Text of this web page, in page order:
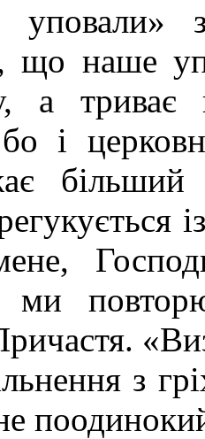
уповали»
що наше
а триває
і
більший
ми
з